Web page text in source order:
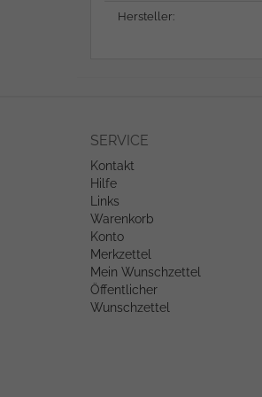
Hersteller:
SERVICE
Kontakt
Hilfe
Links
Warenkorb
Konto
Merkzettel
Mein Wunschzettel
Öffentlicher
Wunschzettel